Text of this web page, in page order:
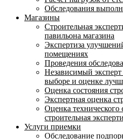
Обследования
Магазины
Строительная
павильона магазина
Экспертиза
помещениях
Проведения
Независимый
выборе и оценке
Оценка состояния
Экспертная оценка
Оценка
строительная
Услуги приемки
Обследование